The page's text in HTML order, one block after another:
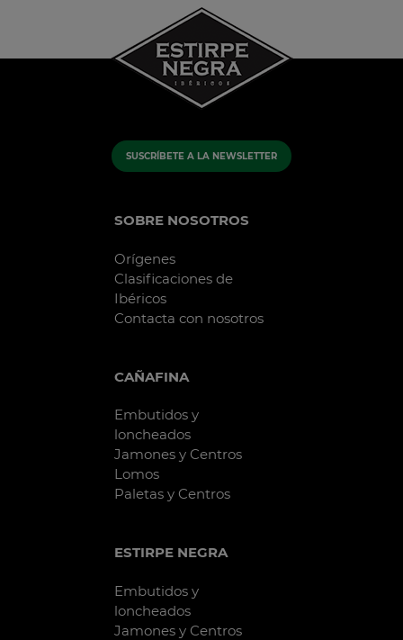
SUSCRÍBETE A LA NEWSLETTER
SOBRE NOSOTROS
Orígenes
Clasificaciones de
Ibéricos
Contacta con nosotros
CAÑAFINA
Embutidos y
loncheados
Jamones y Centros
Lomos
Paletas y Centros
ESTIRPE NEGRA
Embutidos y
loncheados
Jamones y Centros